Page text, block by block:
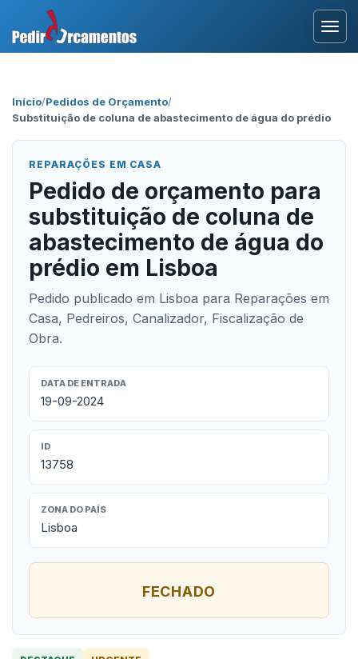
Início/Pedidos de Orçamento/
Substituição de coluna de abastecimento de água do prédio
REPARAÇÕES EM CASA
Pedido de orçamento para
substituição de coluna de
abastecimento de água do
prédio em Lisboa
Pedido publicado em Lisboa para Reparações em
Casa, Pedreiros, Canalizador, Fiscalização de
Obra.
DATA DE ENTRADA
19-09-2024
ID
13758
ZONA DO PAÍS
Lisboa
FECHADO
Área Profissional
Como Funciona?
Testemunhos